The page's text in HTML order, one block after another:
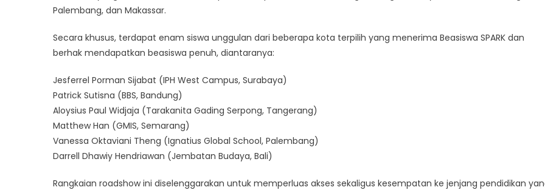
Palembang, dan Makassar.
Secara khusus, terdapat enam siswa unggulan dari beberapa kota terpilih yang menerima Beasiswa SPARK dan
berhak mendapatkan beasiswa penuh, diantaranya:
Jesferrel Porman Sijabat (IPH West Campus, Surabaya)
Patrick Sutisna (BBS, Bandung)
Aloysius Paul Widjaja (Tarakanita Gading Serpong, Tangerang)
Matthew Han (GMIS, Semarang)
Vanessa Oktaviani Theng (Ignatius Global School, Palembang)
Darrell Dhawiy Hendriawan (Jembatan Budaya, Bali)
Rangkaian roadshow ini diselenggarakan untuk memperluas akses sekaligus kesempatan ke jenjang pendidikan